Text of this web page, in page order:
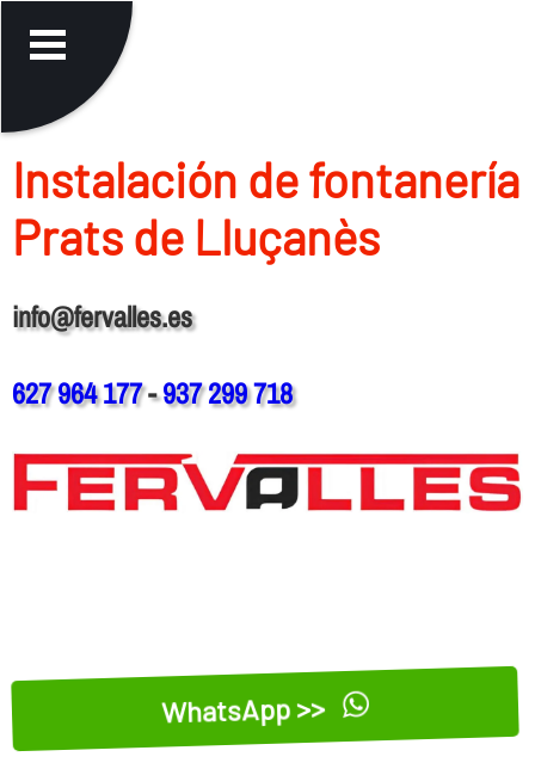
Instalación de fontanerí­a
Prats de Lluçanès
info@fervalles.es
627 964 177-937 299 718
WhatsApp >>